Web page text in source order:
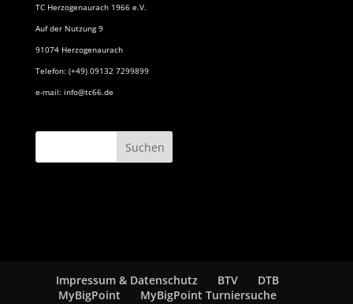
TC Herzogenaurach 1966 e.V.
Auf der Nutzung 9
91074 Herzogenaurach
Telefon: (+49) 09132 7299899
e-mail: info@tc66.de
Impressum & Datenschutz BTV
DTB
MyBigPoint
MyBigPoint Turniersuche